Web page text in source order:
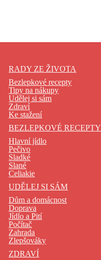
RADY ZE ŽIVOTA
Bezlepkové recepty
Tipy na nákupy
Udělej si sám
Zdraví
Ke stažení
BEZLEPKOVÉ RECEPTY
Hlavní jídlo
Pečivo
Sladké
Slané
Celiakie
UDĚLEJ SI SÁM
Dům a domácnost
Doprava
Jídlo a Pití
Počítač
Zahrada
Zlepšováky
ZDRAVÍ